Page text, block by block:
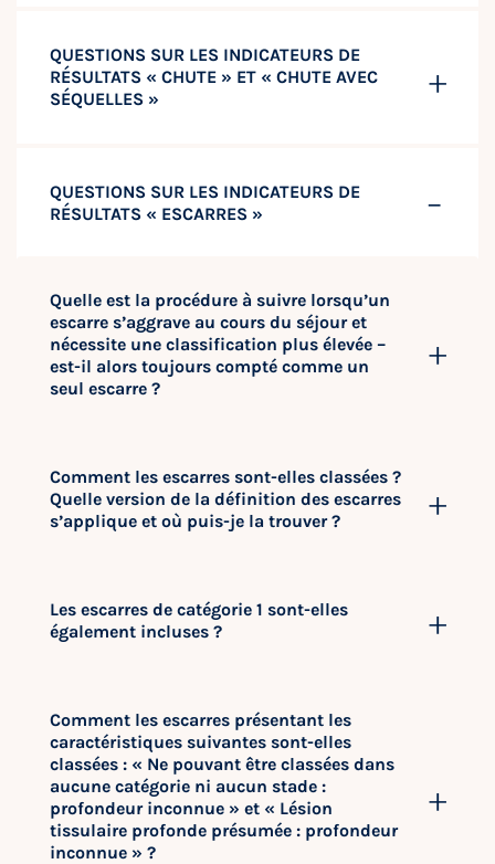
QUESTIONS SUR LES INDICATEURS DE
RÉSULTATS « CHUTE » ET « CHUTE AVEC
SÉQUELLES »
QUESTIONS SUR LES INDICATEURS DE
RÉSULTATS « ESCARRES »
Quelle est la procédure à suivre lorsqu’un
escarre s’aggrave au cours du séjour et
nécessite une classification plus élevée –
est-il alors toujours compté comme un
seul escarre ?
Comment les escarres sont-elles classées ?
Quelle version de la définition des escarres
s’applique et où puis-je la trouver ?
Les escarres de catégorie 1 sont-elles
également incluses ?
Comment les escarres présentant les
caractéristiques suivantes sont-elles
classées : « Ne pouvant être classées dans
aucune catégorie ni aucun stade :
profondeur inconnue » et « Lésion
tissulaire profonde présumée : profondeur
inconnue » ?